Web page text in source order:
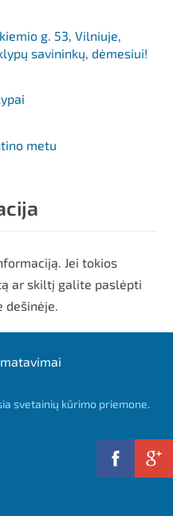
g. 53, Vilniuje,
savininkų, dėmesiui!
metu
Jei tokios
ar skiltį galite paslėpti
svetainių kūrimo priemone.